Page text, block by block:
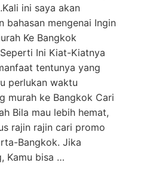
ini saya akan
bahasan mengenai Ingin
Ke Bangkok
Ini Kiat-Kiatnya
tentunya yang
perlukan waktu
murah ke Bangkok Cari
Bila mau lebih hemat,
rajin rajin cari promo
Bangkok. Jika
Kamu bisa …